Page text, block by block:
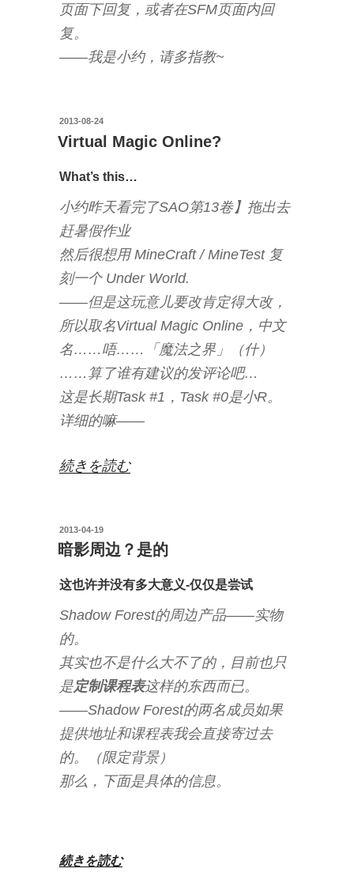
页面下回复，或者在SFM页面内回
复。
——我是小约，请多指教~
投
稿
日:
2013-08-24
Virtual Magic Online?
What’s this…
小约昨天看完了SAO第13卷】拖出去
赶暑假作业
然后很想用 MineCraft / MineTest 复
刻一个 Under World.
——但是这玩意儿要改肯定得大改，
所以取名Virtual Magic Online，中文
名……唔……「魔法之界」（什）
……算了谁有建议的发评论吧…
这是长期Task #1，Task #0是小R。
详细的嘛——
“Virtual
の
続きを読む
投
稿
日:
2013-04-19
暗影周边？是的
这也许并没有多大意义-仅仅是尝试
Shadow Forest的周边产品——实物
的。
其实也不是什么大不了的，目前也只
是定制课程表这样的东西而已。
——Shadow Forest的两名成员如果
提供地址和课程表我会直接寄过去
的。（限定背景）
那么，下面是具体的信息。
“暗
続きを読む